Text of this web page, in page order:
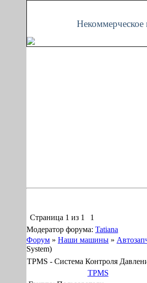
Некоммерческое
Страница 1 из 1
1
Модератор форума: Tatiana
Форум » Наши машины »
System)
TPMS - Система Контроля
TPMS